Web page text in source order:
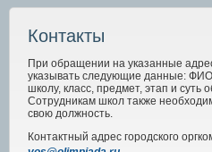
Контакты
При обращении на указанные
указывать следующие данные:
школу, класс, предмет, этап и суть
Сотрудникам школ также
свою должность.
Контактный адрес городского